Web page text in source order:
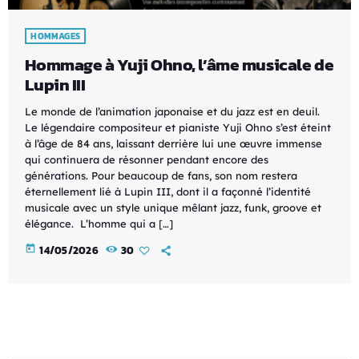
HOMMAGES
Hommage à Yuji Ohno, l’âme musicale de
Lupin III
Le monde de l’animation japonaise et du jazz est en deuil.
Le légendaire compositeur et pianiste Yuji Ohno s’est éteint
à l’âge de 84 ans, laissant derrière lui une œuvre immense
qui continuera de résonner pendant encore des
générations. Pour beaucoup de fans, son nom restera
éternellement lié à Lupin III, dont il a façonné l’identité
musicale avec un style unique mêlant jazz, funk, groove et
élégance. L’homme qui a […]
today 14/05/2026 30